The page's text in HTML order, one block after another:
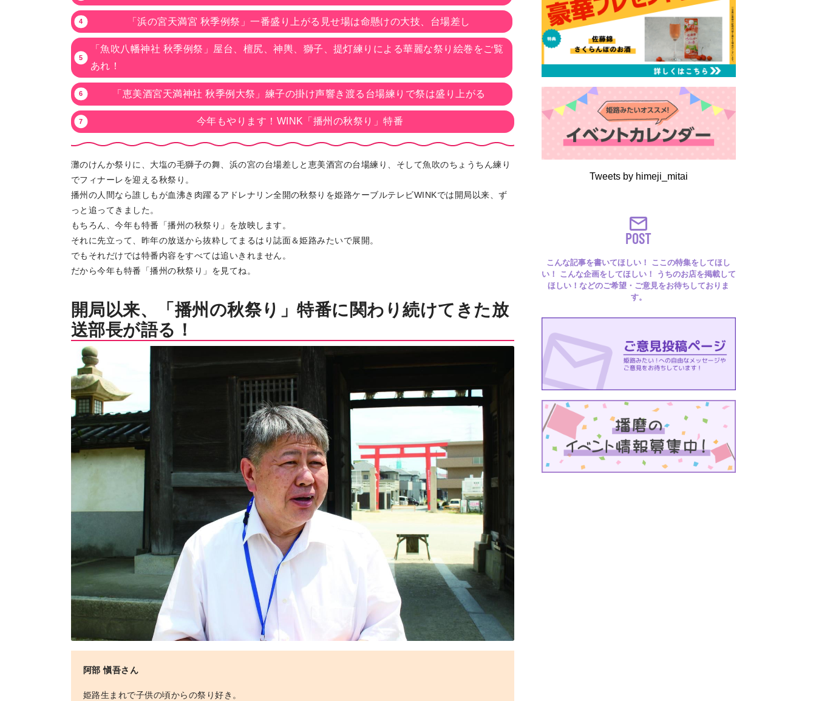
トップページ
Top page
特集
Featured Events
まるはり 雑誌・デジタルブック
Digital books
地場産品/ツクリビト
Local products
エリア特集
Travel
「浜の宮天満宮 秋季例祭」一番盛り上がる見せ場は命懸けの大技、台場差し
「魚吹八幡神社 秋季例祭」屋台、檀尻、神輿、獅子、提灯練りによる華麗な祭り絵巻をご覧
あれ！
「恵美酒宮天満神社 秋季例大祭」練子の掛け声響き渡る台場練りで祭は盛り上がる
今年もやります！WINK「播州の秋祭り」特番
灘のけんか祭りに、大塩の毛獅子の舞、浜の宮の台場差しと恵美酒宮の台場練り、そして魚吹のちょうちん練り
でフィナーレを迎える秋祭り。
播州の人間なら誰しもが血沸き肉躍るアドレナリン全開の秋祭りを姫路ケーブルテレビWINKでは開局以来、ず
っと追ってきました。
もちろん、今年も特番「播州の秋祭り」を放映します。
それに先立って、昨年の放送から抜粋してまるはり誌面＆姫路みたいで展開。
でもそれだけでは特番内容をすべては追いきれません。
だから今年も特番「播州の秋祭り」を見てね。
開局以来、「播州の秋祭り」特番に関わり続けてきた放
送部長が語る！
阿部 愼吾さん
姫路生まれで子供の頃からの祭り好き。
Tweets by himeji_mitai
POST
こんな記事を書いてほしい！ ここの特集をしてほし
い！ こんな企画をしてほしい！ うちのお店を掲載して
ほしい！などのご希望・ご意見をお待ちしておりま
す。